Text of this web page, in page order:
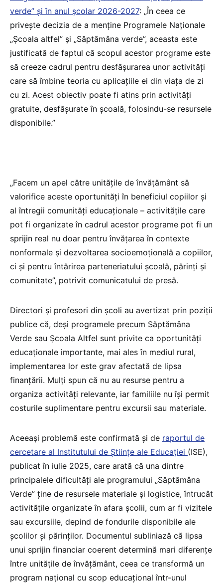
verde” și în anul școlar 2026-2027: „În ceea ce
privește decizia de a menține Programele Naționale
„Școala altfel” și „Săptămâna verde”, aceasta este
justificată de faptul că scopul acestor programe este
să creeze cadrul pentru desfășurarea unor activități
care să îmbine teoria cu aplicațiile ei din viața de zi
cu zi. Acest obiectiv poate fi atins prin activități
gratuite, desfășurate în școală, folosindu-se resursele
disponibile.”
„Facem un apel către unitățile de învățământ să
valorifice aceste oportunități în beneficiul copiilor și
al întregii comunități educaționale – activitățile care
pot fi organizate în cadrul acestor programe pot fi un
sprijin real nu doar pentru învățarea în contexte
nonformale și dezvoltarea socioemoțională a copiilor,
ci și pentru întărirea parteneriatului școală, părinți și
comunitate”, potrivit comunicatului de presă.
Directori și profesori din școli au avertizat prin poziții
publice că, deși programele precum Săptămâna
Verde sau Școala Altfel sunt privite ca oportunități
educaționale importante, mai ales în mediul rural,
implementarea lor este grav afectată de lipsa
finanțării. Mulți spun că nu au resurse pentru a
organiza activități relevante, iar familiile nu își permit
costurile suplimentare pentru excursii sau materiale.
Aceeași problemă este confirmată și de raportul de
cercetare al Institutului de Științe ale Educației (ISE),
publicat în iulie 2025, care arată că una dintre
principalele dificultăți ale programului „Săptămâna
Verde” ține de resursele materiale și logistice, întrucât
activitățile organizate în afara școlii, cum ar fi vizitele
sau excursiile, depind de fondurile disponibile ale
școlilor și părinților. Documentul subliniază că lipsa
unui sprijin financiar coerent determină mari diferențe
între unitățile de învățământ, ceea ce transformă un
program național cu scop educațional într-unul